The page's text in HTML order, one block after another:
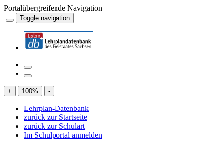
Portalübergreifende Navigation
Toggle navigation
+ 100% -
Lehrplan-Datenbank
zurück zur Startseite
zurück zur Schulart
Im Schulportal anmelden